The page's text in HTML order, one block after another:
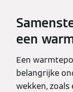
een
Een
belangrijke
wekken, zoals